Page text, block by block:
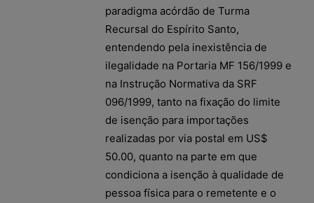
paradigma acórdão de Turma
Recursal do Espírito Santo,
entendendo pela inexistência de
ilegalidade na Portaria MF 156/1999 e
na Instrução Normativa da SRF
096/1999, tanto na fixação do limite
de isenção para importações
realizadas por via postal em US$
50.00, quanto na parte em que
condiciona a isenção à qualidade de
pessoa física para o remetente e o